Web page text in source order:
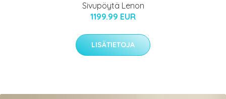
Sivupöytä Lenon
1199.99 EUR
LISÄTIETOJA